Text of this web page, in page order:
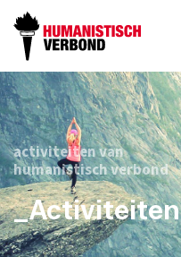
activiteiten van
humanistisch verbond
_Activiteiten